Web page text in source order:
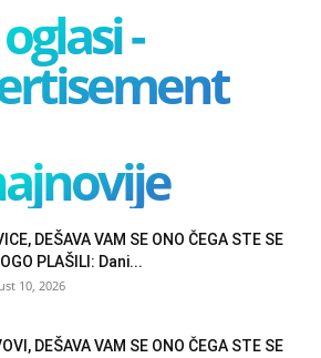
oglasi -
DEŠAVA VAM SE ONO ČEGA STE SE
PLAŠILI: Dani...
10, 2026
DEŠAVA VAM SE ONO ČEGA STE SE